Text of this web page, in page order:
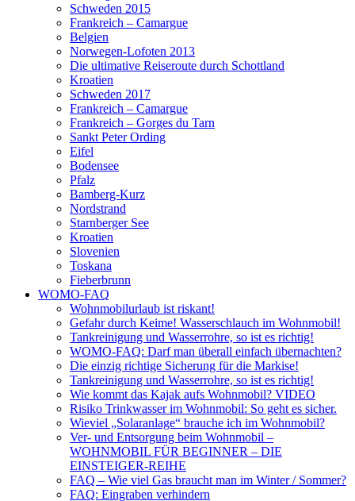
Schweden 2015
Frankreich – Camargue
Belgien
Norwegen-Lofoten 2013
Die ultimative Reiseroute durch Schottland
Kroatien
Schweden 2017
Frankreich – Camargue
Frankreich – Gorges du Tarn
Sankt Peter Ording
Eifel
Bodensee
Pfalz
Bamberg-Kurz
Nordstrand
Starnberger See
Kroatien
Slovenien
Toskana
Fieberbrunn
WOMO-FAQ
Wohnmobilurlaub ist riskant!
Gefahr durch Keime! Wasserschlauch im Wohnmobil!
Tankreinigung und Wasserrohre, so ist es richtig!
WOMO-FAQ: Darf man überall einfach übernachten?
Die einzig richtige Sicherung für die Markise!
Tankreinigung und Wasserrohre, so ist es richtig!
Wie kommt das Kajak aufs Wohnmobil? VIDEO
Risiko Trinkwasser im Wohnmobil: So geht es sicher.
Wieviel „Solaranlage“ brauche ich im Wohnmobil?
Ver- und Entsorgung beim Wohnmobil –
WOHNMOBIL FÜR BEGINNER – DIE
EINSTEIGER-REIHE
FAQ – Wie viel Gas braucht man im Winter / Sommer?
FAQ: Eingraben verhindern